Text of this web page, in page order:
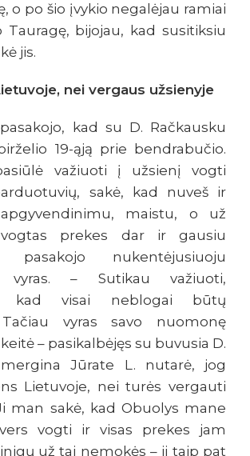
o po šio įvykio negalėjau ramiai
Tauragę, bijojau, kad susitiksiu
jis.
nei vergaus užsienyje
kad su D. Račkausku
19-ąją prie bendrabučio.
važiuoti į užsienį vogti
sakė, kad nuveš ir
maistu, o už
prekes dar ir gausiu
nukentėjusiuoju
vyras. – Sutikau važiuoti,
kad visai neblogai būtų
Tačiau vyras savo nuomonę
– pasikalbėjęs su buvusia D.
mergina Jūrate L. nutarė, jog
Lietuvoje, nei turės vergauti
man sakė, kad Obuolys mane
vogti ir visas prekes jam
už tai nemokės – ji taip pat